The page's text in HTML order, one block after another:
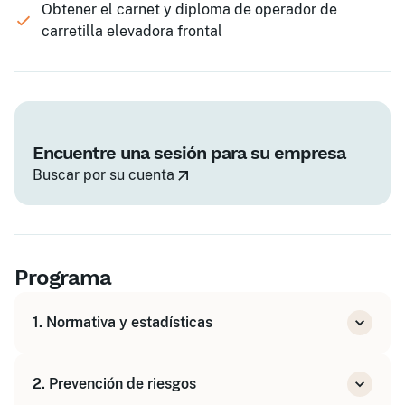
Obtener el carnet y diploma de operador de
carretilla elevadora frontal
Encuentre una sesión para su empresa
Buscar por su cuenta
Programa
1. Normativa y estadísticas
elevadoras
2. Prevención de riesgos